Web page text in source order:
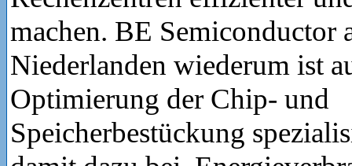
machen. BE Semiconductor
Niederlanden wiederum ist
Optimierung der Chip- und
Speicherbestückung